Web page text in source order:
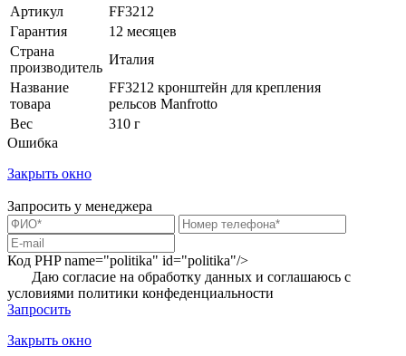
Артикул
FF3212
Гарантия
12 месяцев
Страна
производитель
Италия
Название
товара
FF3212 кронштейн для крепления
рельсов Manfrotto
Вес
310 г
Ошибка
Закрыть окно
Запросить у менеджера
Код PHPname="politika" id="politika"/>
Даю согласие на обработку данных и соглашаюсь с
условиями политики конфеденциальности
Запросить
Закрыть окно